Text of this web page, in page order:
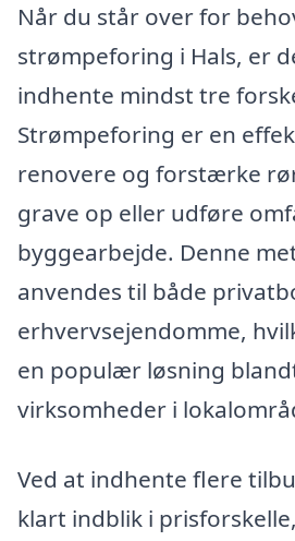
Når du står over for
strømpeforing i Hals, er
indhente mindst tre
Strømpeforing er en
renovere og forstærke
grave op eller udføre
byggearbejde. Denne
anvendes til både
erhvervsejendomme,
en populær løsning
virksomheder i
Ved at indhente flere
klart indblik i